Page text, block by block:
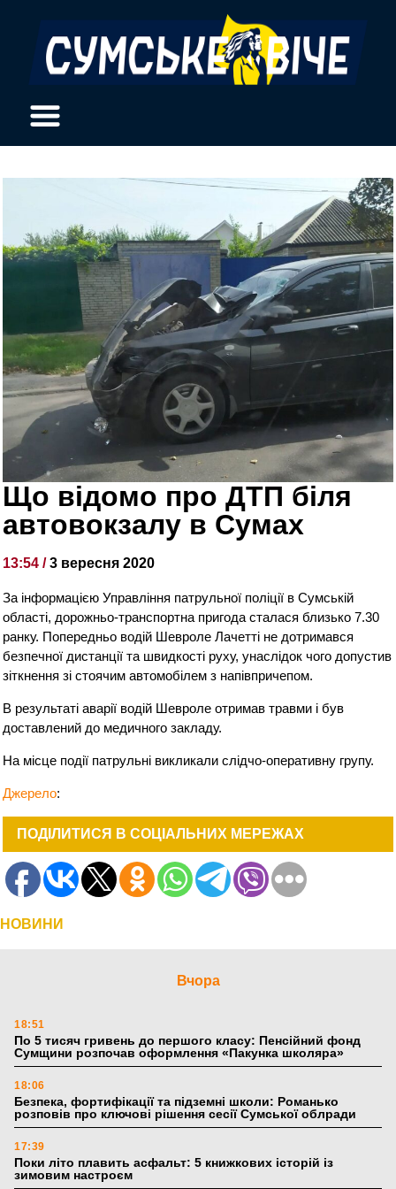
Що відомо про ДТП біля
автовокзалу в Сумах
13:54 /3 вересня 2020
За інформацією Управління патрульної поліції в Сумській
області, дорожньо-транспортна пригода сталася близько 7.30
ранку. Попередньо водій Шевроле Лачетті не дотримався
безпечної дистанції та швидкості руху, унаслідок чого допустив
зіткнення зі стоячим автомобілем з напівпричепом.
В результаті аварії водій Шевроле отримав травми і був
доставлений до медичного закладу.
На місце події патрульні викликали слідчо-оперативну групу.
Джерело:
ПОДІЛИТИСЯ В СОЦІАЛЬНИХ МЕРЕЖАХ
НОВИНИ
Вчора
18:51
По 5 тисяч гривень до першого класу: Пенсійний фонд
Сумщини розпочав оформлення «Пакунка школяра»
18:06
Безпека, фортифікації та підземні школи: Романько
розповів про ключові рішення сесії Сумської облради
17:39
Поки літо плавить асфальт: 5 книжкових історій із
зимовим настроєм